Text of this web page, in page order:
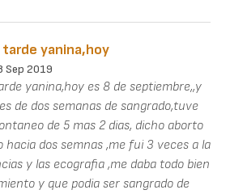
tarde yanina,hoy
Sep 2019
yanina,hoy es 8 de septiembre,,y
de dos semanas de sangrado,tuve
de 5 mas 2 dias, dicho aborto
hacia dos semnas ,me fui 3 veces a la
y las ecografia ,me daba todo bien
y que podia ser sangrado de